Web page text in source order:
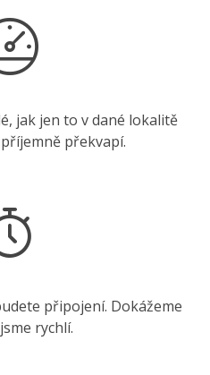
jak jen to v dané lokalitě
překvapí.
připojení. Dokážeme
rychlí.